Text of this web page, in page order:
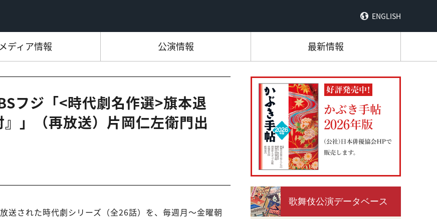
ENGLISH
メディア情報 公演情報 最新情報
ジ「<時代劇名作選>旗本退
」（再放送）片岡仁左衛門出
送された時代劇シリーズ（全26話）を、毎週月～金曜朝
歌舞伎公演データベース